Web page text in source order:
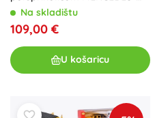
BENZNa skladištu
109,00 €
U košaricu